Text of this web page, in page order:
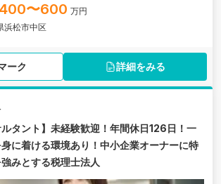
400〜600 万円
浜松市中区
ーク 詳細をみる
ルタント】未経験歓迎！年間休日126日！一
に着ける環境あり！中小企業オーナーに特
みとする税理士法人